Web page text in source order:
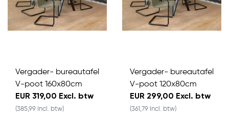
Vergader- bureautafel
V-poot 160x80cm
EUR 319,00 Excl. btw
(385,99 Incl. btw)
Vergader- bureautafel
V-poot 120x80cm
EUR 299,00 Excl. btw
(361,79 Incl. btw)